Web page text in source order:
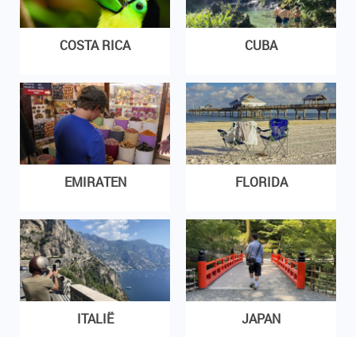
COSTA RICA CUBA
EMIRATEN FLORIDA
ITALIË JAPAN